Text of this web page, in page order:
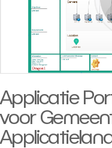
Applicatie
voor